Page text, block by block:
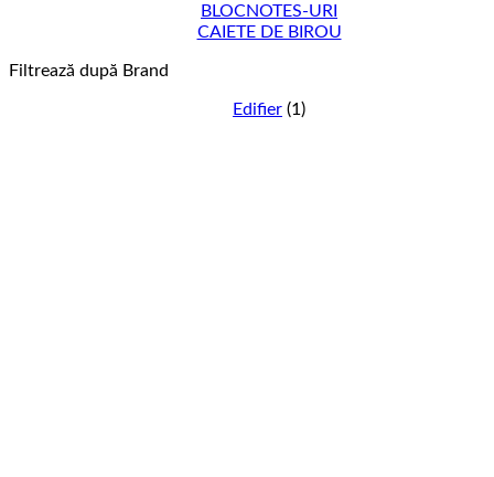
BLOCNOTES-URI
CAIETE DE BIROU
Filtrează după Brand
Edifier (1)